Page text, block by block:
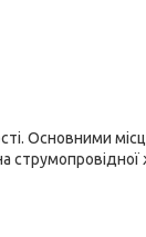
Основними